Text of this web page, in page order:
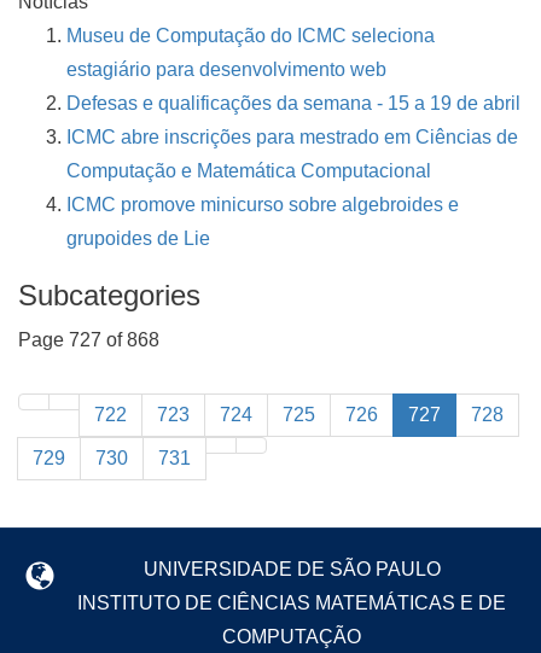
Museu de Computação do ICMC seleciona
estagiário para desenvolvimento web
Defesas e qualificações da semana - 15 a 19 de abril
ICMC abre inscrições para mestrado em Ciências de
Computação e Matemática Computacional
ICMC promove minicurso sobre algebroides e
grupoides de Lie
Subcategories
Page 727 of 868
722 723 724 725 726 727 728
729 730 731
UNIVERSIDADE DE SÃO PAULO
INSTITUTO DE CIÊNCIAS MATEMÁTICAS E DE
COMPUTAÇÃO